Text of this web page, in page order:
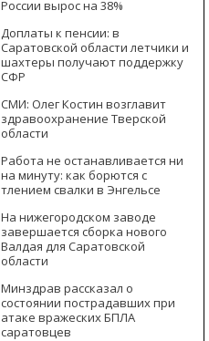
России вырос на 38%
Доплаты к пенсии: в
Саратовской области летчики и
шахтеры получают поддержку
СФР
СМИ: Олег Костин возглавит
здравоохранение Тверской
области
Работа не останавливается ни
на минуту: как борются с
тлением свалки в Энгельсе
На нижегородском заводе
завершается сборка нового
Валдая для Саратовской
области
Минздрав рассказал о
состоянии пострадавших при
атаке вражеских БПЛА
саратовцев